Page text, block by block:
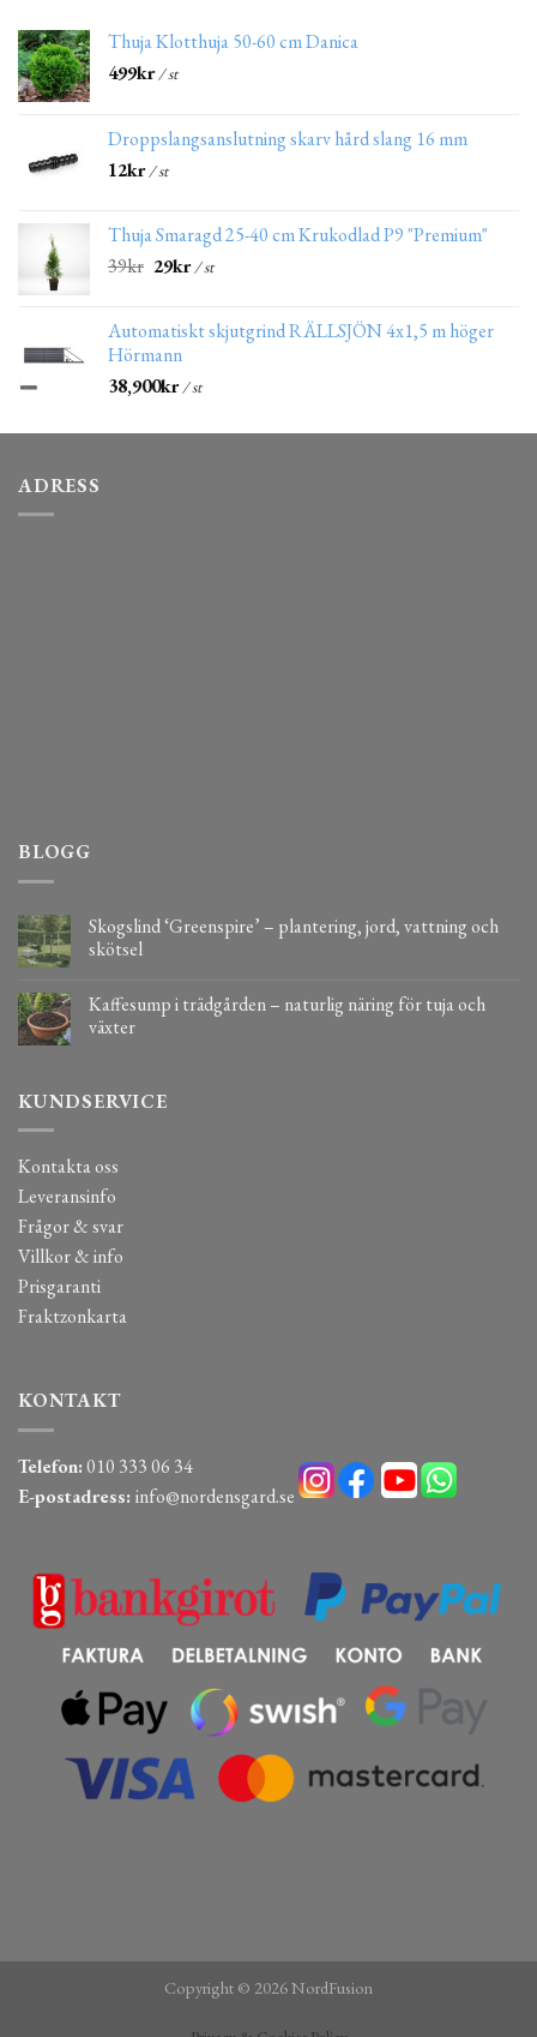
Thuja Klotthuja 50-60 cm Danica
499kr/ st
Droppslangsanslutning skarv hård slang 16 mm
12kr/ st
Thuja Smaragd 25-40 cm Krukodlad P9 "Premium"
39kr 29kr/ st
Automatiskt skjutgrind RÄLLSJÖN 4x1,5 m höger
Hörmann
38,900kr/ st
ADRESS
BLOGG
Skogslind ‘Greenspire’ – plantering, jord, vattning och
skötsel
Kaffesump i trädgården – naturlig näring för tuja och
växter
KUNDSERVICE
Kontakta oss
Leveransinfo
Frågor & svar
Villkor & info
Prisgaranti
Fraktzonkarta
KONTAKT
Telefon:010 333 06 34
E-postadress: info@nordensgard.se
Copyright © 2026 NordFusion